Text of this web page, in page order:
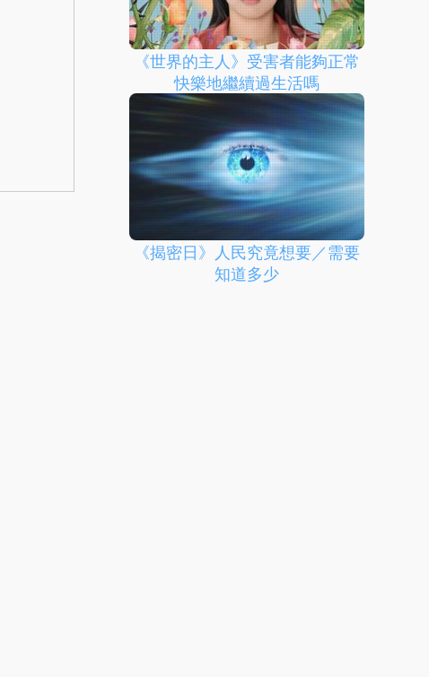
《世界的主人》受害者能夠正常
快樂地繼續過生活嗎
《揭密日》人民究竟想要／需要
知道多少